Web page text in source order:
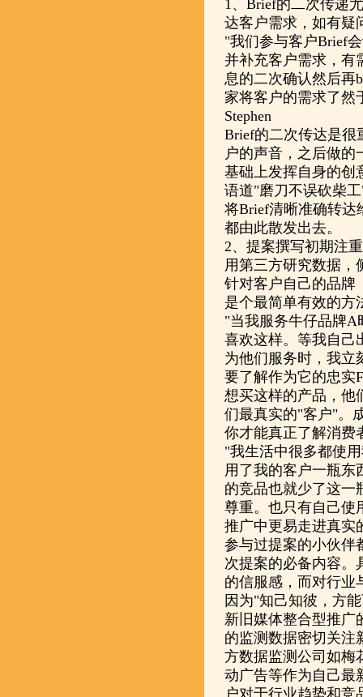
1、Brief的二次传递
达客户需求，如有疑
"我们参与客户Brief
并补充客户需求，有
息的二次确认然后再
家将客户的需求了然
Stephen
Brief的二次传达是很
户的声音，之后做
基础上发挥自身的创
语道"磨刀不误砍柴
将Brief清晰准确转达
都由此散发出去。
2、提案撰写初期注
用第三方研究数据，
针对客户自己的品牌
是个最简单有效的方
"当我服务牛仔品牌A
喜欢这样。等我自己
为他们服务时，我立
要了解作为它的忠实
想买这样的产品，他
们最真实的"客户"。
你才能真正了解消费
"我生活中很多都使
用了我的客户一瓶东
的竞品也就少了这一
尊重。也只有自己使
推广中更易走进真实
参与过提案的小伙伴
次提案的必备内容。
的信服感，而对行业
因为"知己知彼，方
新旧媒体整合型推广
的监测数据密切关注
方数据监测公司如梅
动广告等作为自己最
户对于行业趋势和